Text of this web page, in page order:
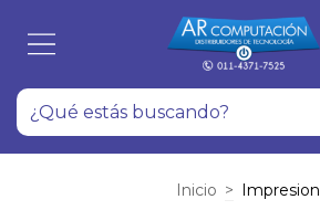
Inicio > Impresion